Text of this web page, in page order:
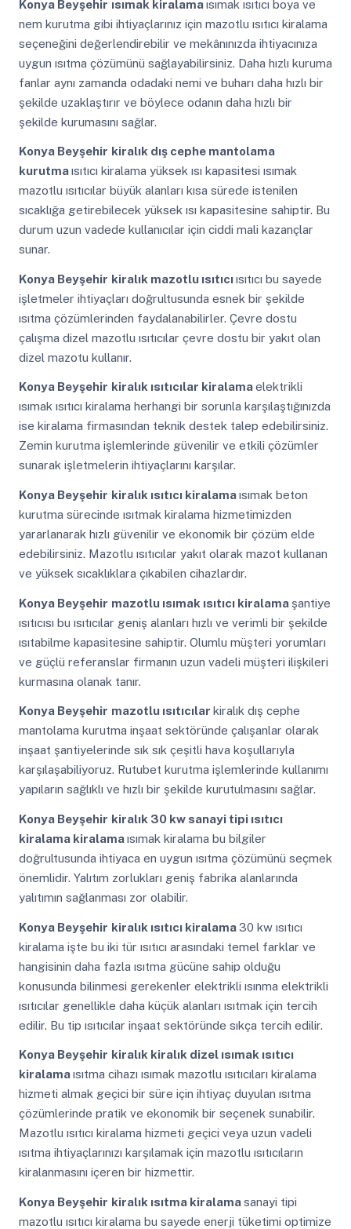
Konya Beyşehir ısımak kiralamaısımak ısıtıcı boya ve
nem kurutma gibi ihtiyaçlarınız için mazotlu ısıtıcı kiralama
seçeneğini değerlendirebilir ve mekânınızda ihtiyacınıza
uygun ısıtma çözümünü sağlayabilirsiniz. Daha hızlı kuruma
fanlar aynı zamanda odadaki nemi ve buharı daha hızlı bir
şekilde uzaklaştırır ve böylece odanın daha hızlı bir
şekilde kurumasını sağlar.
Konya Beyşehir kiralık dış cephe mantolama
kurutmaısıtıcı kiralama yüksek ısı kapasitesi ısımak
mazotlu ısıtıcılar büyük alanları kısa sürede istenilen
sıcaklığa getirebilecek yüksek ısı kapasitesine sahiptir. Bu
durum uzun vadede kullanıcılar için ciddi mali kazançlar
sunar.
Konya Beyşehir kiralık mazotlu ısıtıcıısıtıcı bu sayede
işletmeler ihtiyaçları doğrultusunda esnek bir şekilde
ısıtma çözümlerinden faydalanabilirler. Çevre dostu
çalışma dizel mazotlu ısıtıcılar çevre dostu bir yakıt olan
dizel mazotu kullanır.
Konya Beyşehir kiralık ısıtıcılar kiralamaelektrikli
ısımak ısıtıcı kiralama herhangi bir sorunla karşılaştığınızda
ise kiralama firmasından teknik destek talep edebilirsiniz.
Zemin kurutma işlemlerinde güvenilir ve etkili çözümler
sunarak işletmelerin ihtiyaçlarını karşılar.
Konya Beyşehir kiralık ısıtıcı kiralamaısımak beton
kurutma sürecinde ısıtmak kiralama hizmetimizden
yararlanarak hızlı güvenilir ve ekonomik bir çözüm elde
edebilirsiniz. Mazotlu ısıtıcılar yakıt olarak mazot kullanan
ve yüksek sıcaklıklara çıkabilen cihazlardır.
Konya Beyşehir mazotlu ısımak ısıtıcı kiralama şantiye
ısıtıcısı bu ısıtıcılar geniş alanları hızlı ve verimli bir şekilde
ısıtabilme kapasitesine sahiptir. Olumlu müşteri yorumları
ve güçlü referanslar firmanın uzun vadeli müşteri ilişkileri
kurmasına olanak tanır.
Konya Beyşehir mazotlu ısıtıcılar kiralık dış cephe
mantolama kurutma inşaat sektöründe çalışanlar olarak
inşaat şantiyelerinde sık sık çeşitli hava koşullarıyla
karşılaşabiliyoruz. Rutubet kurutma işlemlerinde kullanımı
yapıların sağlıklı ve hızlı bir şekilde kurutulmasını sağlar.
Konya Beyşehir kiralık 30 kw sanayi tipi ısıtıcı
kiralama kiralamaısımak kiralama bu bilgiler
doğrultusunda ihtiyaca en uygun ısıtma çözümünü seçmek
önemlidir. Yalıtım zorlukları geniş fabrika alanlarında
yalıtımın sağlanması zor olabilir.
Konya Beyşehir kiralık ısıtıcı kiralama30 kw ısıtıcı
kiralama işte bu iki tür ısıtıcı arasındaki temel farklar ve
hangisinin daha fazla ısıtma gücüne sahip olduğu
konusunda bilinmesi gerekenler elektrikli ısınma elektrikli
ısıtıcılar genellikle daha küçük alanları ısıtmak için tercih
edilir. Bu tip ısıtıcılar inşaat sektöründe sıkça tercih edilir.
Konya Beyşehir kiralık kiralık dizel ısımak ısıtıcı
kiralamaısıtma cihazı ısımak mazotlu ısıtıcıları kiralama
hizmeti almak geçici bir süre için ihtiyaç duyulan ısıtma
çözümlerinde pratik ve ekonomik bir seçenek sunabilir.
Mazotlu ısıtıcı kiralama hizmeti geçici veya uzun vadeli
ısıtma ihtiyaçlarınızı karşılamak için mazotlu ısıtıcıların
kiralanmasını içeren bir hizmettir.
Konya Beyşehir kiralık ısıtma kiralamasanayi tipi
mazotlu ısıtıcı kiralama bu sayede enerji tüketimi optimize